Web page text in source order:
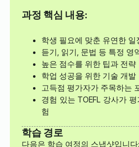
과정 핵심 내용:
학생 필요에 맞춘 유연한 일
듣기, 읽기, 문법 등 특정 영
높은 점수를 위한 팁과 전략
학업 성공을 위한 기술 개발
고득점 평가자가 주목하는
경험 있는 TOEFL 강사가
험
학습 경로
다음은 학습 여정의 스냅샷입니다: